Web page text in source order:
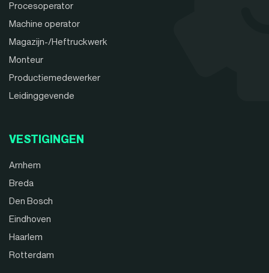
Procesoperator
Machine operator
Magazijn-/Heftruckwerk
Monteur
Productiemedewerker
Leidinggevende
VESTIGINGEN
Arnhem
Breda
Den Bosch
Eindhoven
Haarlem
Rotterdam